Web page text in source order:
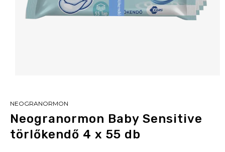
NEOGRANORMON
Neogranormon Baby Sensitive
törlőkendő 4 x 55 db